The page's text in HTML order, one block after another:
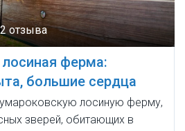
отзыва
ферма:
большие сердца
лосиную ферму,
зверей, обитающих в